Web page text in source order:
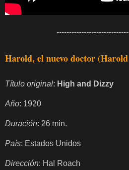
Harold, el nuevo doctor
Título original: High and Dizzy
Año: 1920
Duración: 26 min.
País: Estados Unidos
Dirección: Hal Roach